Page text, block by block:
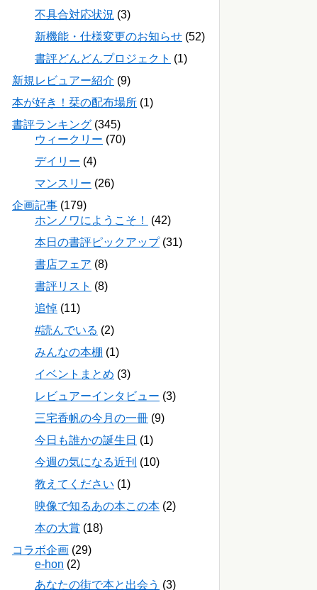
不具合対応状況 (3)
新機能・仕様変更のお知らせ (52)
書評どんどんプロジェクト (1)
新規レビュアー紹介 (9)
本が好き！栞の配布場所 (1)
書評ランキング (345)
ウィークリー (70)
デイリー (4)
マンスリー (26)
企画記事 (179)
ホンノワにようこそ！
(42)
本日の書評ピックアップ(31)
書店フェア (8)
書評リスト (8)
追悼 (11)
#読んでいる (2)
みんなの本棚 (1)
イベントまとめ (3)
レビュアーインタビュー (3)
三宅香帆の今月の一冊 (9)
今日も誰かの誕生日 (1)
今週の気になる近刊 (10)
教えてください (1)
映像で知るあの本この本 (2)
本の大賞 (18)
コラボ企画 (29)
e-hon (2)
あなたの街で本と出会う (3)